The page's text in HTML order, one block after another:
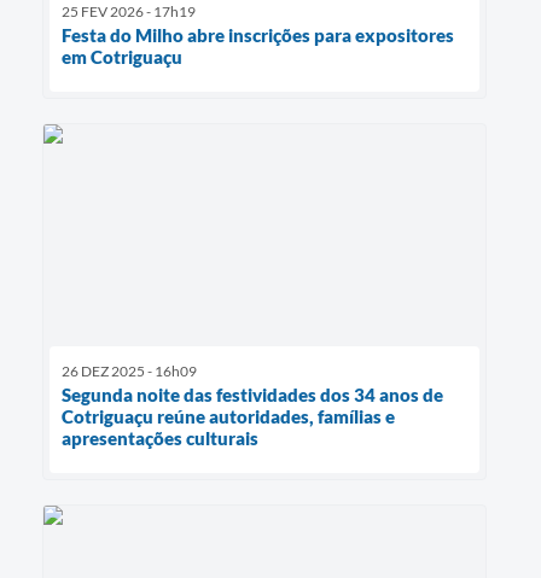
25 FEV 2026 - 17h19
Festa do Milho abre inscrições para expositores
em Cotriguaçu
26 DEZ 2025 - 16h09
Segunda noite das festividades dos 34 anos de
Cotriguaçu reúne autoridades, famílias e
apresentações culturais